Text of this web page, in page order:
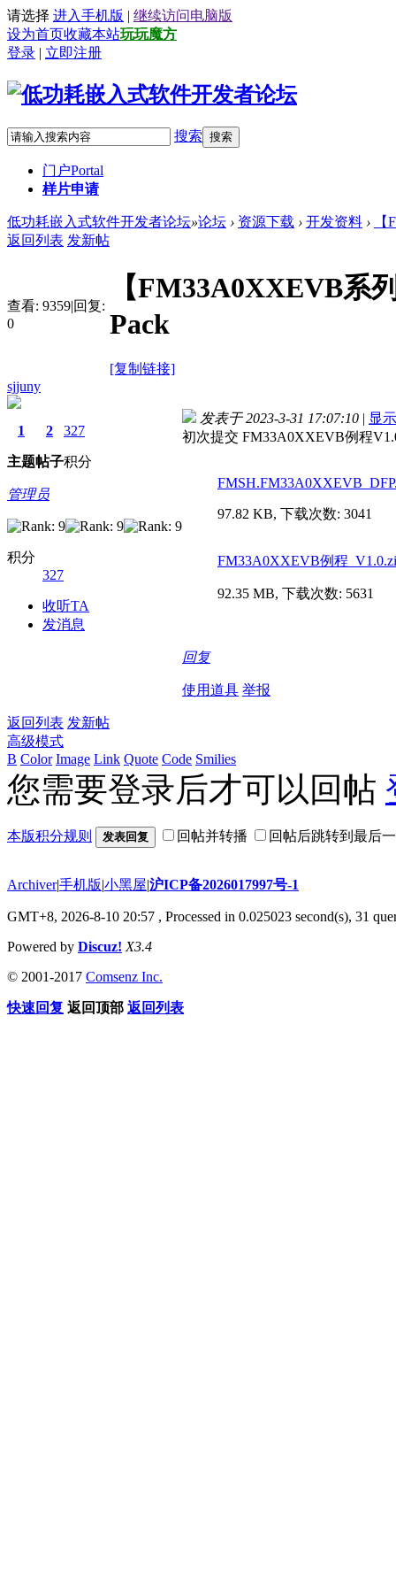
请选择 进入手机版 | 继续访问电脑版
设为首页收藏本站玩玩魔方
登录 | 立即注册
搜索 搜索
门户Portal
样片申请
低功耗嵌入式软件开发者论坛»论坛 › 资源下载 › 开发资料 ›
返回列表 发新帖
查看: 9359|回复:
0
【FM33A0XXEVB系
Pack
[复制链接]
sjjuny
1
主题
2
帖子
327
积分
管理员
积分
327
收听TA
发消息
发表于 2023-3-31 17:07:10 | 显
初次提交 FM33A0XXEVB例程
97.82 KB, 下载次数: 3041
FM33A0XXEVB例程
92.35 MB, 下载次数: 5631
回复
使用道具 举报
返回列表 发新帖
高级模式
B Color Image Link Quote Code Smilies
您需要登录后才可以回帖
本版积分规则 发表回复 回帖并转播 回帖后跳转到最后
Archiver|手机版|小黑屋|沪ICP备2026017997号-1
GMT+8, 2026-8-10 20:57 , Processed in 0.025023 second(s), 31
Powered by Discuz! X3.4
© 2001-2017 Comsenz Inc.
快速回复 返回顶部 返回列表